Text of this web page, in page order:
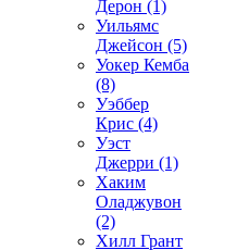
Дерон (1)
Уильямс
Джейсон (5)
Уокер Кемба
(8)
Уэббер
Крис (4)
Уэст
Джерри (1)
Хаким
Оладжувон
(2)
Хилл Грант